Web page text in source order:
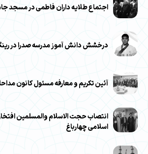
اجتماع طلایه داران فاطمی در مسجد
درخشش دانش‌ آموز مدرسه صدرا در
آئین تکریم و معارفه مسئول کانون
انتصاب حجت الاسلام والمسلمین
اسلامی چهارباغ